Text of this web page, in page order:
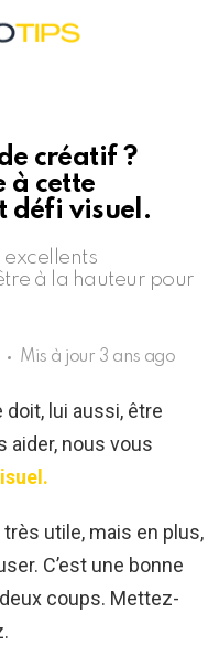
créatif ?
à cette
défi visuel.
excellents
à la hauteur pour
Mis à jour 3 ans ago
doit, lui aussi, être
aider, nous vous
utile, mais en plus,
C’est une bonne
coups. Mettez-